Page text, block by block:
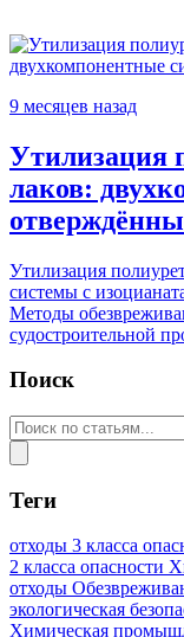
9 месяцев назад
Утилизация
лаков:
Утилизация
системы с
Методы
судостроительной
Поиск
Теги
отходы 3 класса
2 класса опасности
отходы
экологическая
Химическая